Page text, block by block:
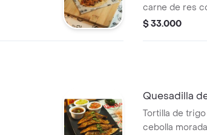
carne de res
de queso y
$ 33.000
Quesadilla
Tortilla de
cebolla